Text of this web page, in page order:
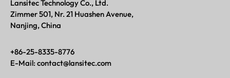
Lansitec Technology Co., Ltd.
Zimmer 501, Nr. 21 Huashen Avenue,
Nanjing, China
+86-25-8335-8776
E-Mail: contact@lansitec.com